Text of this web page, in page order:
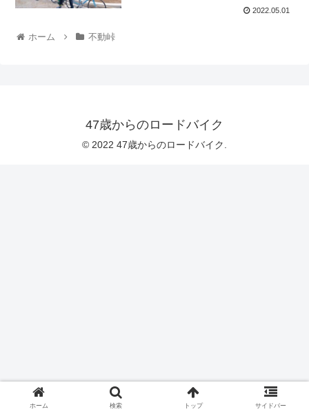
2022.05.01
ホーム 不動峠
47歳からのロードバイク
© 2022 47歳からのロードバイク.
ホーム 検索 トップ サイドバー